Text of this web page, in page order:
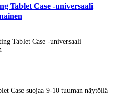
Tablet Case -universaali
Tablet Case -universaali
Case suojaa 9-10 tuuman näytöllä